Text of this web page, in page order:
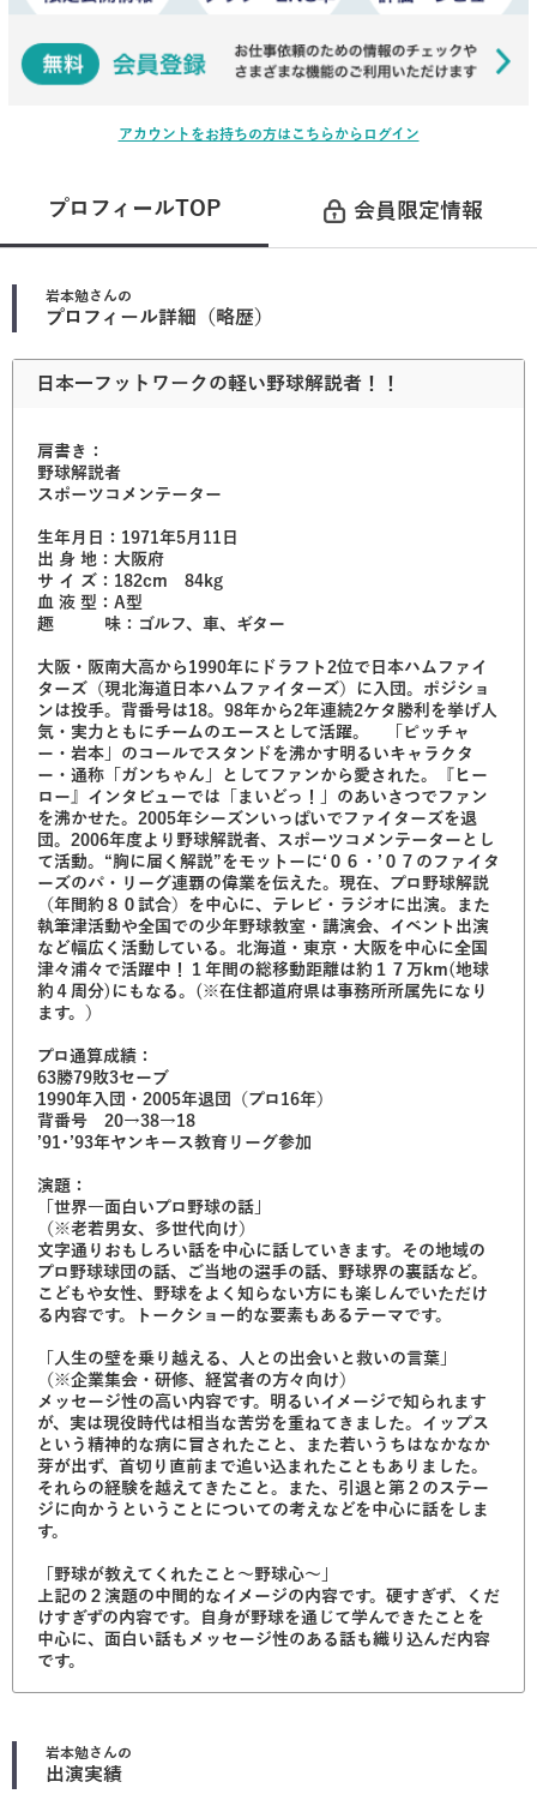
アカウントをお持ちの方はこちらからログイン
プロフィールTOP 会員限定情報
岩本勉さんの
プロフィール詳細（略歴）
日本一フットワークの軽い野球解説者！！
肩書き：
野球解説者
スポーツコメンテーター
生年月日：1971年5月11日
出 身 地：大阪府
サ イ ズ：182cm 84kg
血 液 型：A型
趣 味：ゴルフ、車、ギター
大阪・阪南大高から1990年にドラフト2位で日本ハムファイ
ターズ（現北海道日本ハムファイターズ）に入団。ポジショ
ンは投手。背番号は18。98年から2年連続2ケタ勝利を挙げ人
気・実力ともにチームのエースとして活躍。 「ピッチャ
ー・岩本」のコールでスタンドを沸かす明るいキャラクタ
ー・通称「ガンちゃん」としてファンから愛された。『ヒー
ロー』インタビューでは「まいどっ！」のあいさつでファン
を沸かせた。2005年シーズンいっぱいでファイターズを退
団。2006年度より野球解説者、スポーツコメンテーターとし
て活動。“胸に届く解説”をモットーに‘０６・’０７のファイタ
ーズのパ・リーグ連覇の偉業を伝えた。現在、プロ野球解説
（年間約８０試合）を中心に、テレビ・ラジオに出演。また
執筆津活動や全国での少年野球教室・講演会、イベント出演
など幅広く活動している。北海道・東京・大阪を中心に全国
津々浦々で活躍中！１年間の総移動距離は約１７万km(地球
約４周分)にもなる。(※在住都道府県は事務所所属先になり
ます。）
プロ通算成績：
63勝79敗3セーブ
1990年入団・2005年退団（プロ16年）
背番号 20→38→18
’91･’93年ヤンキース教育リーグ参加
演題：
「世界一面白いプロ野球の話」
（※老若男女、多世代向け）
文字通りおもしろい話を中心に話していきます。その地域の
プロ野球球団の話、ご当地の選手の話、野球界の裏話など。
こどもや女性、野球をよく知らない方にも楽しんでいただけ
る内容です。トークショー的な要素もあるテーマです。
「人生の壁を乗り越える、人との出会いと救いの言葉」
（※企業集会・研修、経営者の方々向け）
メッセージ性の高い内容です。明るいイメージで知られます
が、実は現役時代は相当な苦労を重ねてきました。イップス
という精神的な病に冒されたこと、また若いうちはなかなか
芽が出ず、首切り直前まで追い込まれたこともありました。
それらの経験を越えてきたこと。また、引退と第２のステー
ジに向かうということについての考えなどを中心に話をしま
す。
「野球が教えてくれたこと～野球心～」
上記の２演題の中間的なイメージの内容です。硬すぎず、くだ
けすぎずの内容です。自身が野球を通じて学んできたことを
中心に、面白い話もメッセージ性のある話も織り込んだ内容
です。
岩本勉さんの
出演実績